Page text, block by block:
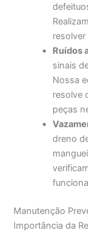
Ruídos
sinais
Nossa
resolve
peças
dreno
Manutenção
Importância da